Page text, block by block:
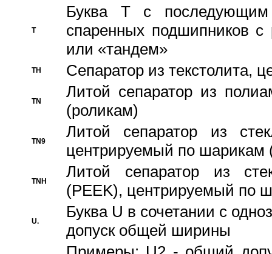
T
Буква T с
спаренных подшипников
или «тандем»
TH Сепаратор из текстолита,
TN
Литой сепаратор из
(роликам)
TN9
Литой сепаратор из
центрируемый по шарикам
TNH
Литой сепаратор из
(PEEK), центрируемый по
U.
Буква U в сочетании с
допуск общей ширины